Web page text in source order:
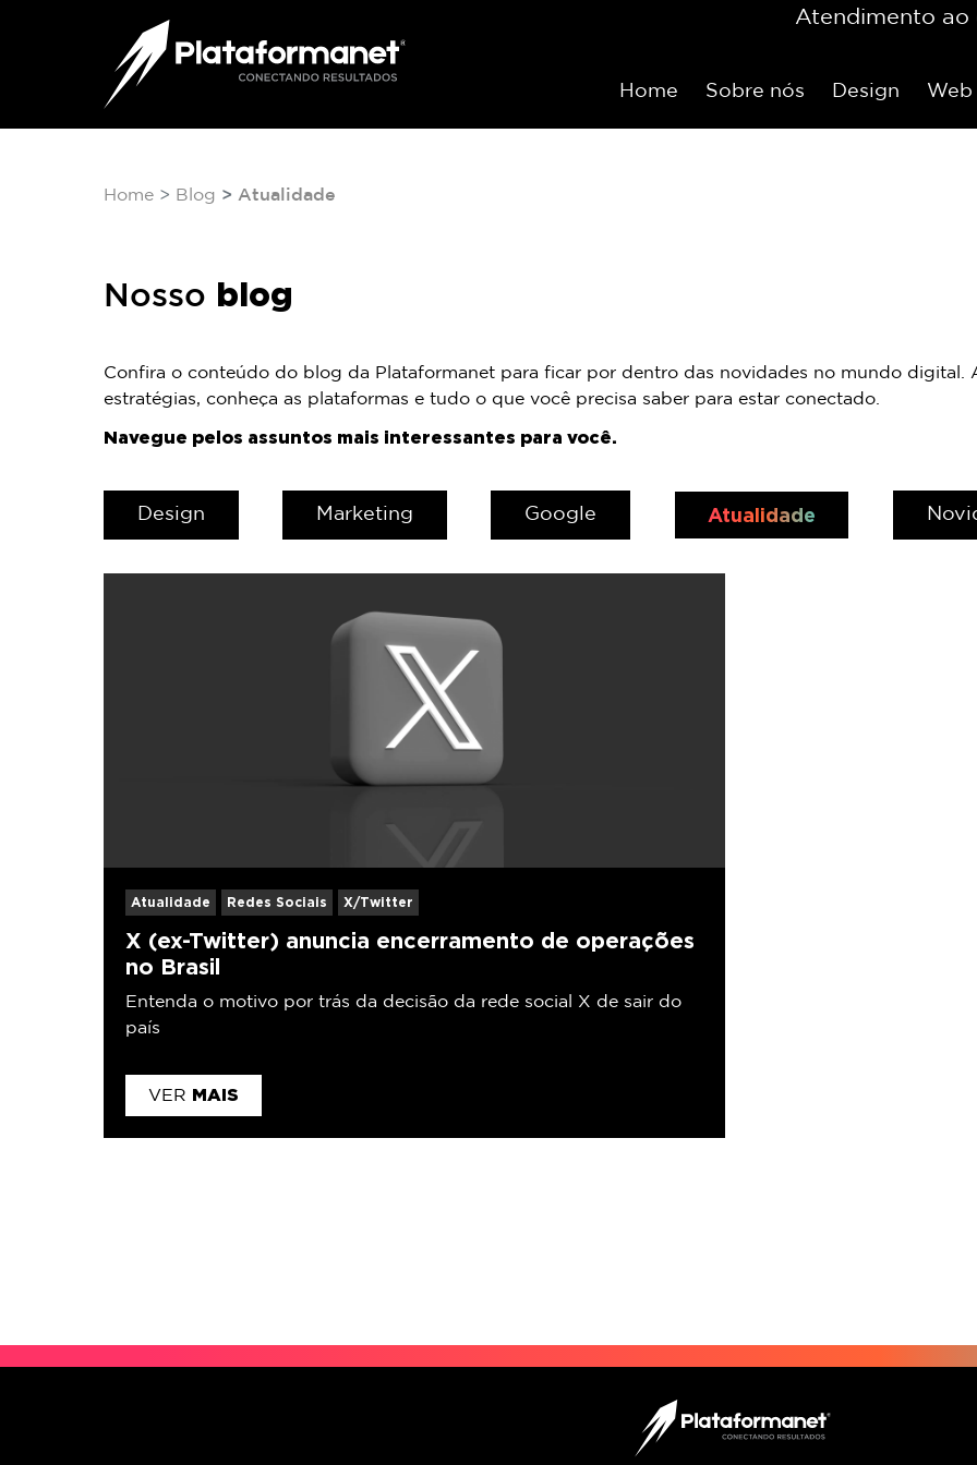
Atendimento ao
Home Sobre nós Design Web
Home Blog Atualidade
Nosso blog
Confira o conteúdo do blog da Plataformanet para ficar por dentro das novidades no mundo digital.
estratégias, conheça as plataformas e tudo o que você precisa saber para estar conectado.
Navegue pelos assuntos mais interessantes para você.
Design Marketing Google Atualidade
Atualidade Redes Sociais X/Twitter
X (ex-Twitter) anuncia encerramento de operações
no Brasil
Entenda o motivo por trás da decisão da rede social X de sair do
país
VER MAIS